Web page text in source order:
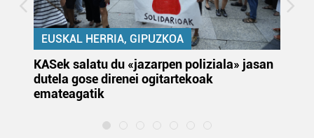
EUSKAL HERRIA, GIPUZKOA
KASek salatu du «jazarpen poliziala» jasan
dutela gose direnei ogitartekoak
emateagatik